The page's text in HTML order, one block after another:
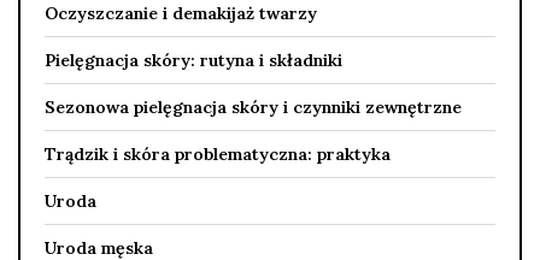
Oczyszczanie i demakijaż twarzy
Pielęgnacja skóry: rutyna i składniki
Sezonowa pielęgnacja skóry i czynniki zewnętrzne
Trądzik i skóra problematyczna: praktyka
Uroda
Uroda męska